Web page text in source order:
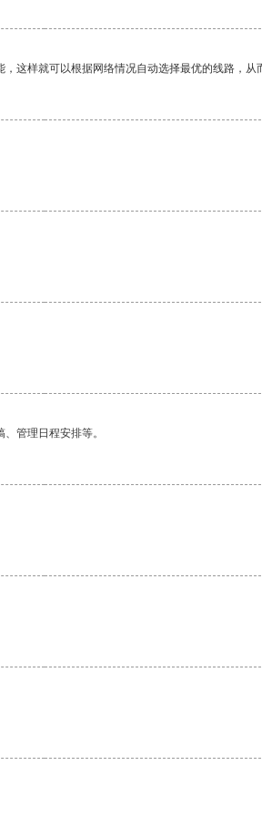
这样就可以根据网络情况自动选择最优的线路，从
管理日程安排等。